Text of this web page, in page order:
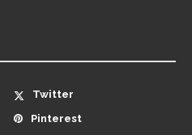
Twitter
Pinterest